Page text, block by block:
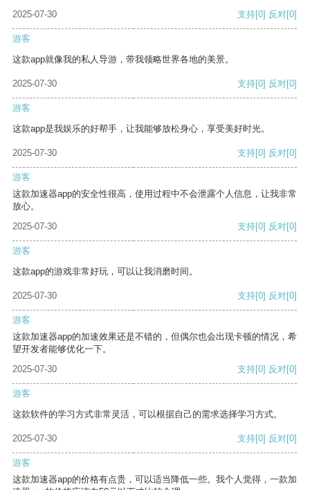
2025-07-30 支持[0] 反对[0]
游客
这款app就像我的私人导游，带我领略世界各地的美景。
2025-07-30 支持[0] 反对[0]
游客
这款app是我娱乐的好帮手，让我能够放松身心，享受美好时光。
2025-07-30 支持[0] 反对[0]
游客
这款加速器app的安全性很高，使用过程中不会泄露个人信息，让我非常
放心。
2025-07-30
支持[0] 反对[0]
游客
这款app的游戏非常好玩，可以让我消磨时间。
2025-07-30 支持[0] 反对[0]
游客
这款加速器app的加速效果还是不错的，但偶尔也会出现卡顿的情况，希
望开发者能够优化一下。
2025-07-30
支持[0] 反对[0]
游客
这款软件的学习方式非常灵活，可以根据自己的需求选择学习方式。
2025-07-30 支持[0] 反对[0]
游客
这款加速器app的价格有点贵，可以适当降低一些。我个人觉得，一款加